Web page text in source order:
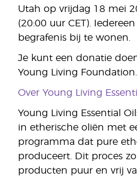
Utah op vrijdag 18 mei
(20:00 uur CET).
begrafenis bij te wonen.
Je kunt een donatie
Young Living Foundation.
Over Young Living
Young Living Essential
in etherische oliën met
programma dat pure
produceert. Dit proces
producten puur en vrij